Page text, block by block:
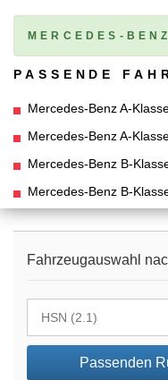
MERCEDES-BENZ
PASSENDE
Mercedes-Benz A-
Mercedes-Benz A-
Mercedes-Benz B-
Mercedes-Benz B-
Fahrzeugauswahl
Passenden